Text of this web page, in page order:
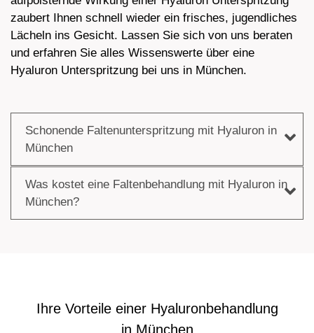
zaubert Ihnen schnell wieder ein frisches, jugendliches
Lächeln ins Gesicht. Lassen Sie sich von uns beraten
und erfahren Sie alles Wissenswerte über eine
Hyaluron Unterspritzung bei uns in München.
Schonende Faltenunterspritzung mit Hyaluron in
München
Was kostet eine Faltenbehandlung mit Hyaluron in
München?
Ihre Vorteile einer Hyaluronbehandlung
in München